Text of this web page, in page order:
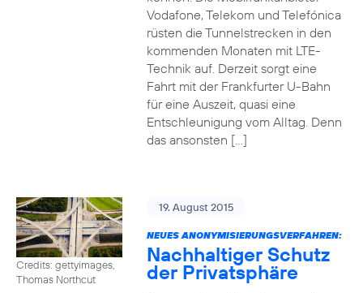
Vodafone, Telekom und Telefónica
rüsten die Tunnelstrecken in den
kommenden Monaten mit LTE-
Technik auf. Derzeit sorgt eine
Fahrt mit der Frankfurter U-Bahn
für eine Auszeit, quasi eine
Entschleunigung vom Alltag. Denn
das ansonsten […]
Credits: gettyimages,
Thomas Northcut
19. August 2015
NEUES ANONYMISIERUNGSVERFAHREN:
Nachhaltiger Schutz
der Privatsphäre